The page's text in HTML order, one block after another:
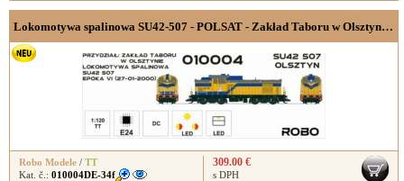
Lokomotywa spalinowa SU42-507 - POLSAT - Zakład Taboru w Olsztynie, wersja cyfrowa z dekoderem dźwięku,
Robo Modele / TT
Kat. č.: 010004DE-34f
309.00 €
s DPH